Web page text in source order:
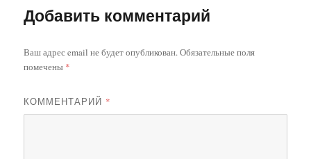
Добавить комментарий
Ваш адрес email не будет опубликован.Обязательные поля
помечены *
КОММЕНТАРИЙ *